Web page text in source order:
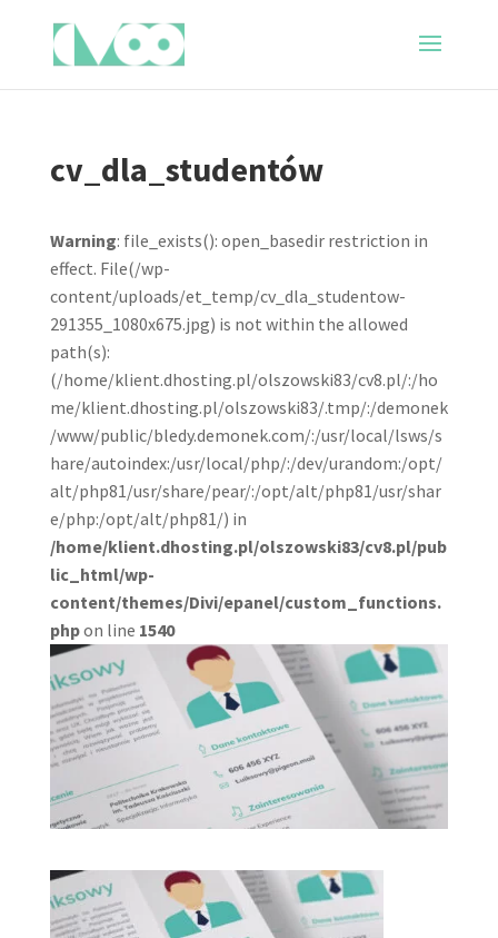
cv_dla_studentów
Warning: file_exists(): open_basedir restriction in
effect. File(/wp-
content/uploads/et_temp/cv_dla_studentow-
291355_1080x675.jpg) is not within the allowed
path(s):
(/home/klient.dhosting.pl/olszowski83/cv8.pl/:/ho
me/klient.dhosting.pl/olszowski83/.tmp/:/demonek
/www/public/bledy.demonek.com/:/usr/local/lsws/s
hare/autoindex:/usr/local/php/:/dev/urandom:/opt/
alt/php81/usr/share/pear/:/opt/alt/php81/usr/shar
e/php:/opt/alt/php81/) in
/home/klient.dhosting.pl/olszowski83/cv8.pl/pub
lic_html/wp-
content/themes/Divi/epanel/custom_functions.
phpon line 1540